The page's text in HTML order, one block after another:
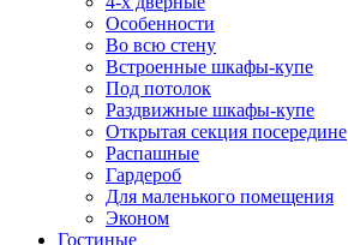
Особенности
Во всю стену
Встроенные шкафы-купе
Под потолок
Раздвижные шкафы-купе
Открытая секция посередине
Распашные
Гардероб
Для маленького помещения
Эконом
Гостиные